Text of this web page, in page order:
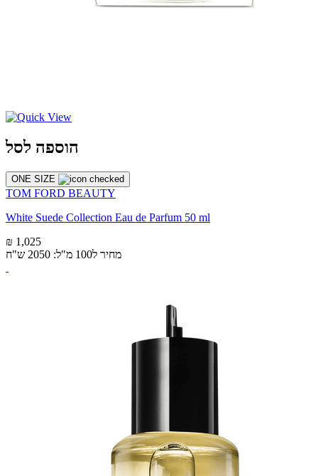
הוספה לסל
ONE SIZE
TOM FORD BEAUTY
White Suede Collection Eau de Parfum 50 ml
₪ 1,025
מחיר ל100 מ"ל: 2050 ש"ח